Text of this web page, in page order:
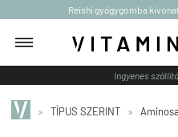
Reishi gyógygomba
Ingyenes
» TÍPUS SZERINT »